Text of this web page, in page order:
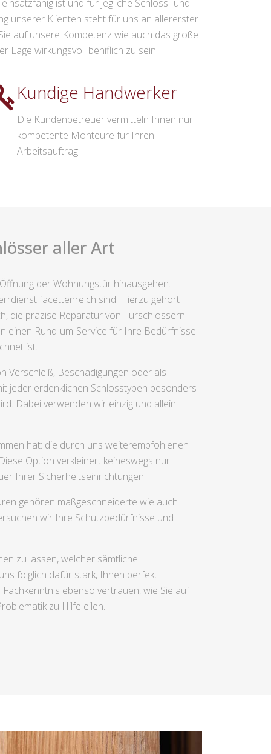
ist und für jegliche Schloss- und
unserer Klienten steht für uns an allererster
auf unsere Kompetenz wie auch das große
Lage wirkungsvoll behiflich zu sein.
Kundige Handwerker
Die Kundenbetreuer vermitteln Ihnen nur
kompetente Monteure für Ihren
Arbeitsauftrag.
aller Art
der Wohnungstür hinausgehen.
facettenreich sind. Hierzu gehört
die präzise Reparatur von Türschlössern
einen Rund-um-Service für Ihre Bedürfnisse
ist.
Verschleiß, Beschädigungen oder als
jeder erdenklichen Schlosstypen besonders
Dabei verwenden wir einzig und allein
hat: die durch uns weiterempfohlenen
Option verkleinert keineswegs nur
Ihrer Sicherheitseinrichtungen.
gehören maßgeschneiderte wie auch
wir Ihre Schutzbedürfnisse und
zu lassen, welcher sämtliche
folglich dafür stark, Ihnen perfekt
ebenso vertrauen, wie Sie auf
zu Hilfe eilen.